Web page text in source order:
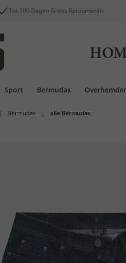
Tot 100 Dagen Gratis Retourneren
Sport Bermudas
| Bermudas | alle Bermudas